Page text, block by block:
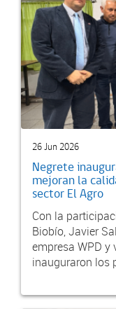
26 Jun 2026
Negrete
mejoran la
sector El Agro
Con la
Biobío, Javier
empresa WPD y
inauguraron los